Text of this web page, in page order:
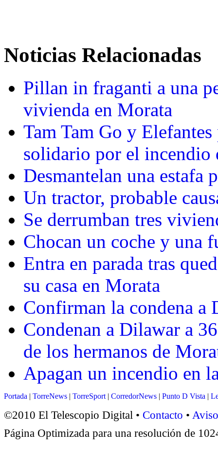
Noticias Relacionadas
Pillan in fraganti a una
vivienda en Morata
Tam Tam Go y
solidario por el incendio
Desmantelan una estafa
Un tractor, probable
Se derrumban tres
Chocan un coche y una
Entra en parada tras
su casa en Morata
Confirman la condena a
Condenan a Dilawar a
de los hermanos de
Apagan un incendio en
Portada | TorreNews | TorreSport | CorredorNews | Punto D Vista |
©2010 El Telescopio Digital • Contacto •
Página Optimizada para una resolución de